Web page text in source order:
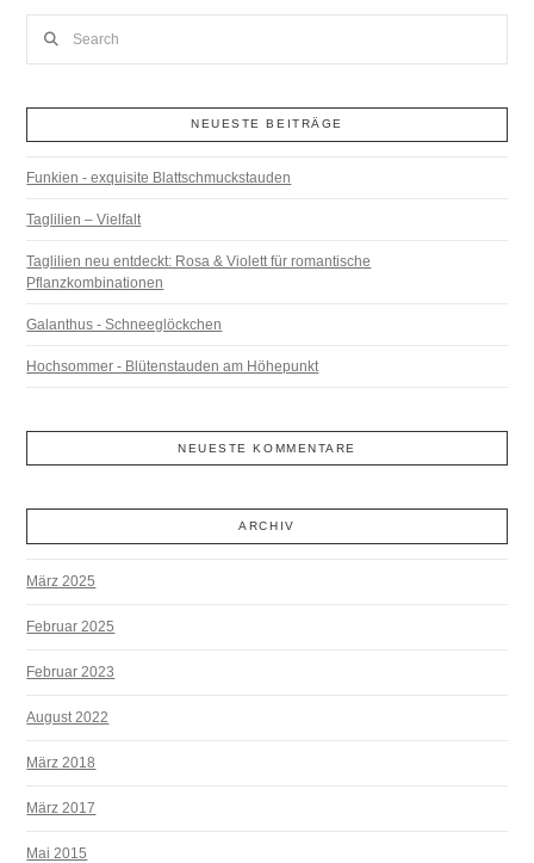
NEUESTE BEITRÄGE
Funkien - exquisite Blattschmuckstauden
Taglilien – Vielfalt
Taglilien neu entdeckt: Rosa & Violett für romantische
Pflanzkombinationen
Galanthus - Schneeglöckchen
Hochsommer - Blütenstauden am Höhepunkt
NEUESTE KOMMENTARE
ARCHIV
März 2025
Februar 2025
Februar 2023
August 2022
März 2018
März 2017
Mai 2015